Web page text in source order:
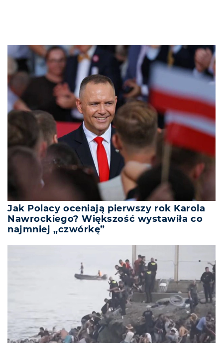
Jak Polacy oceniają pierwszy rok Karola
Nawrockiego? Większość wystawiła co
najmniej „czwórkę”